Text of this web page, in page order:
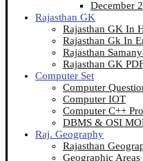
December
Rajasthan GK
Rajasthan GK In
Rajasthan Gk In
Rajasthan
Rajasthan GK
Computer Set
Computer
Computer IOT
Computer C++
DBMS & OSI
Raj. Geography
Rajasthan
Geographic Areas